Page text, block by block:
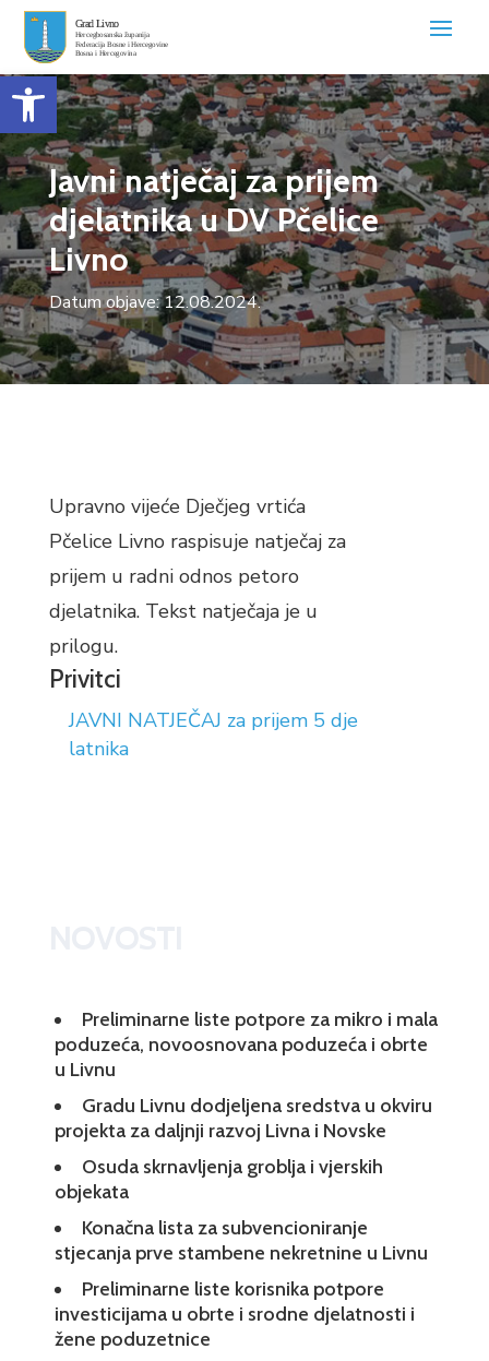
Open toolbar
Javni natječaj za prijem
djelatnika u DV Pčelice
Livno
Datum objave: 12.08.2024.
Upravno vijeće Dječjeg vrtića
Pčelice Livno raspisuje natječaj za
prijem u radni odnos petoro
djelatnika. Tekst natječaja je u
prilogu.
Privitci
JAVNI NATJEČAJ za prijem 5 dje
latnika
Preliminarne liste potpore za mikro i mala
poduzeća, novoosnovana poduzeća i obrte
u Livnu
Gradu Livnu dodjeljena sredstva u okviru
projekta za daljnji razvoj Livna i Novske
Osuda skrnavljenja groblja i vjerskih
objekata
Konačna lista za subvencioniranje
stjecanja prve stambene nekretnine u Livnu
Preliminarne liste korisnika potpore
investicijama u obrte i srodne djelatnosti i
žene poduzetnice